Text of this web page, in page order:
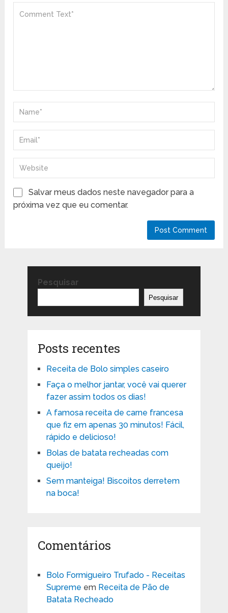
Salvar meus dados neste navegador para a
próxima vez que eu comentar.
Pesquisar
Pesquisar
Posts recentes
Receita de Bolo simples caseiro
Faça o melhor jantar, você vai querer
fazer assim todos os dias!
A famosa receita de carne francesa
que fiz em apenas 30 minutos! Fácil,
rápido e delicioso!
Bolas de batata recheadas com
queijo!
Sem manteiga! Biscoitos derretem
na boca!
Comentários
Bolo Formigueiro Trufado - Receitas
Supreme em Receita de Pão de
Batata Recheado